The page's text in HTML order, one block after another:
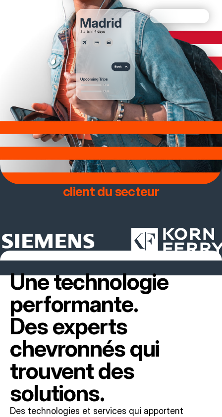
Rejoignez l’équipe avec le
client du secteur
Une technologie
performante.
Des experts
chevronnés qui
trouvent des
solutions.
Des technologies et services qui apportent